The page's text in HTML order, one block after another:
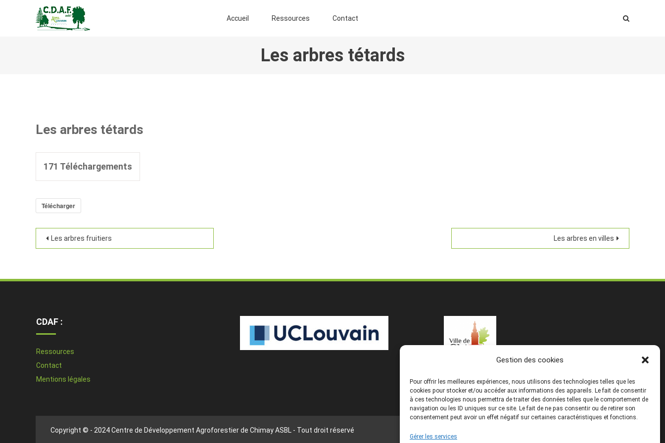
Gestion des cookies
Pour offrir les meilleures expériences, nous utilisons des technologies telles que les
cookies pour stocker et/ou accéder aux informations des appareils. Le fait de consentir
à ces technologies nous permettra de traiter des données telles que le comportement de
navigation ou les ID uniques sur ce site. Le fait de ne pas consentir ou de retirer son
consentement peut avoir un effet négatif sur certaines caractéristiques et fonctions.
Gérer les services
CENTRE DE DÉVELOPPEMENT AGROFORESTIER DE CHIMAY ASBL
Accueil Ressources Contact
Les arbres tétards
Les arbres tétards
171 Téléchargements
Télécharger
Les arbres fruitiers Les arbres en villes
CDAF :
Ressources
Contact
Mentions légales
Copyright © - 2024 Centre de Développement Agroforestier de Chimay ASBL - Tout droit réservé